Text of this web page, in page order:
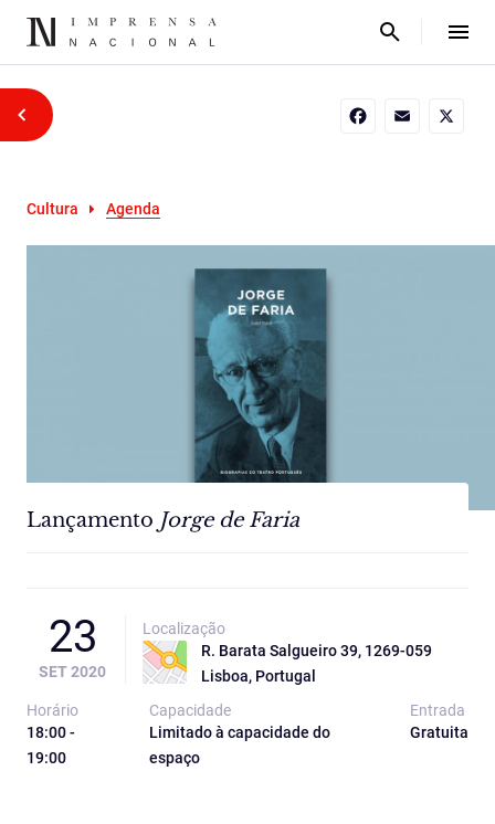
Cultura Agenda
Lançamento Jorge de Faria
23
SET 2020
Localização
R. Barata Salgueiro 39, 1269-059
Lisboa, Portugal
Horário
18:00 -
19:00
Capacidade
Limitado à capacidade do
espaço
Entrada
Gratuita